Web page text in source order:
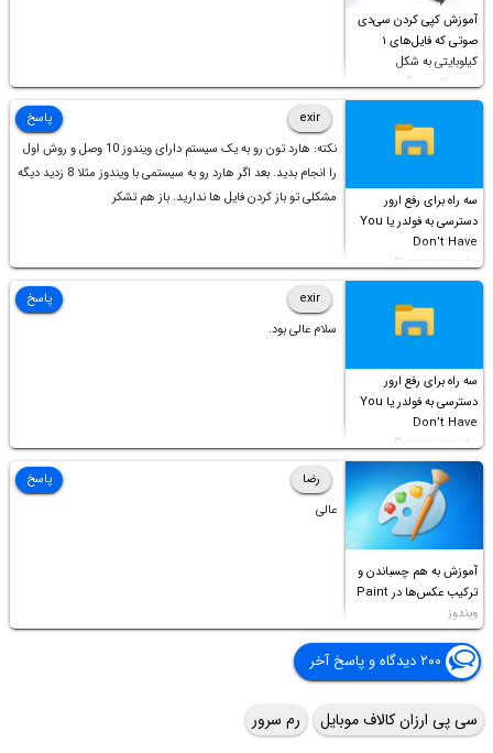
آموزش کپی کردن سی‌دی
صوتی که فایل‌های ۱
کیلوبایتی به شکل
شورت‌کات در آن موجود
است!
سه راه برای رفع ارور
دسترسی به فولدر یا You
Don’t Have
Permission to
Access this folder
exir
نکته: هارد تون رو به یک سیستم دارای ویندوز 10 وصل و روش اول
را انجام بدید. بعد اگر هارد رو به سیستمی با ویندوز مثلا 8 زدید دیگه
مشکلی تو باز کردن فایل ها ندارید. باز هم تشکر
پاسخ
سه راه برای رفع ارور
دسترسی به فولدر یا You
Don’t Have
Permission to
Access this folder
exir
سلام عالی بود.
پاسخ
آموزش به هم چسباندن و
ترکیب عکس‌ها در Paint
ویندوز
رضا
عالی
پاسخ
۲۰۰ دیدگاه و پاسخ آخر
سی پی ارزان کالاف موبایل رم سرور